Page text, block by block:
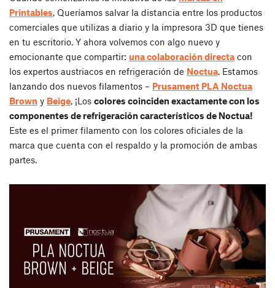
Printables, Queríamos salvar la distancia entre los productos
comerciales que utilizas a diario y la impresora 3D que tienes
en tu escritorio. Y ahora volvemos con algo nuevo y
emocionante que compartir: una colaboración directa con
los expertos austriacos en refrigeración de Noctua. Estamos
lanzando dos nuevos filamentos – Prusament PLA Noctua
Brown y Beige, ¡Los colores coinciden exactamente con los
componentes de refrigeración característicos de Noctua!
Este es el primer filamento con los colores oficiales de la
marca que cuenta con el respaldo y la promoción de ambas
partes.